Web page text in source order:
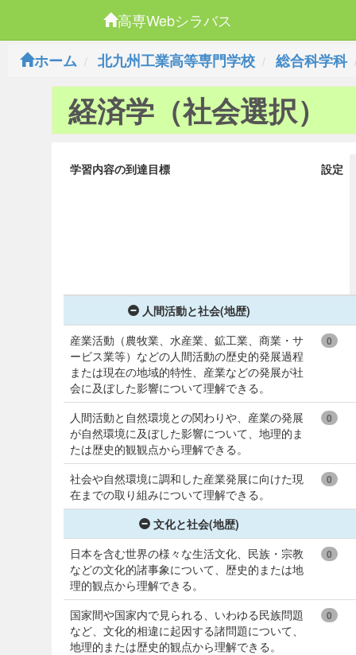
高専Webシラバス
ホーム
北九州工業高等専門学校 総合科学科
経済学（社会選択）
学習内容の到達目標 設定
人間活動と社会(地歴)
産業活動（農牧業、水産業、鉱工業、商業・サ
ービス業等）などの人間活動の歴史的発展過程
または現在の地域的特性、産業などの発展が社
会に及ぼした影響について理解できる。
0
人間活動と自然環境との関わりや、産業の発展
が自然環境に及ぼした影響について、地理的ま
たは歴史的観観点から理解できる。
0
社会や自然環境に調和した産業発展に向けた現
在までの取り組みについて理解できる。
0
文化と社会(地歴)
日本を含む世界の様々な生活文化、民族・宗教
などの文化的諸事象について、歴史的または地
理的観点から理解できる。
0
国家間や国家内で見られる、いわゆる民族問題
など、文化的相違に起因する諸問題について、
地理的または歴史的観点から理解できる。
0